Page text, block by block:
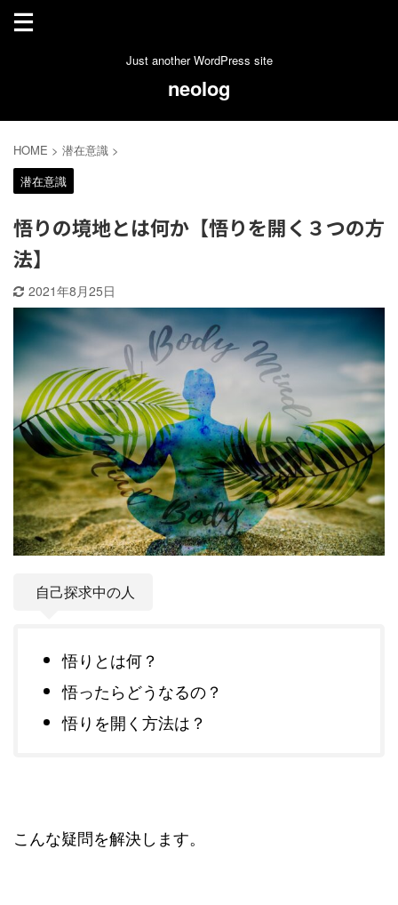
Just another WordPress site
neolog
HOME > 潜在意識 >
潜在意識
悟りの境地とは何か【悟りを開く３つの方
法】
2021年8月25日
自己探求中の人
悟りとは何？
悟ったらどうなるの？
悟りを開く方法は？
こんな疑問を解決します。